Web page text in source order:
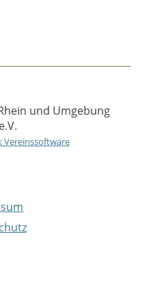
und Umgebung
Vereinssoftware